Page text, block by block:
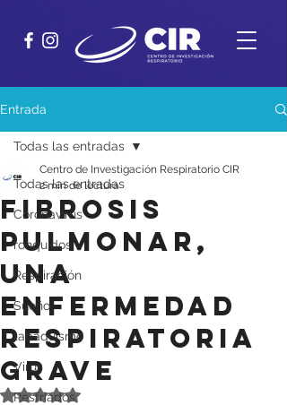
Entrada
Todas las entradas
Coronavirus
ronquidos
Respiración
Sueño
tabaquismo
Virus
Resfriados
Todas las entradas
Fibrosis
pulmonar,
una
enfermedad
respiratoria
grave
Centro de Investigación Respiratorio CIR
2 min de lectura
Obtuvo NaN de 5 estrellas.